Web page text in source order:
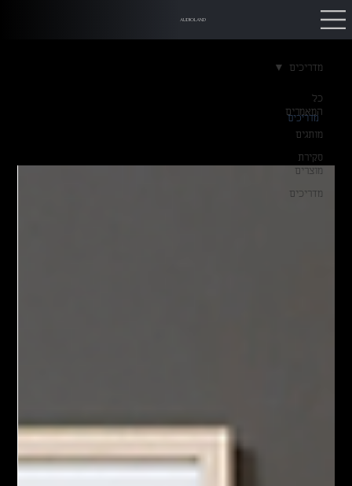
AUDIOLAND
כל
המאמרים
מותגים
סקירת
מוצרים
מדריכים
מדריכים
מדריכים